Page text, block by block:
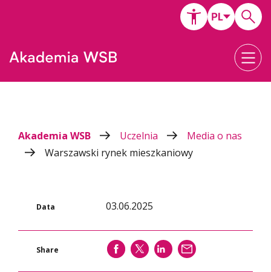
Akademia WSB Uczelnia
Media o nas
Warszawski rynek mieszkaniowy
Data 03.06.2025
Share SHARE SHARE SHARE